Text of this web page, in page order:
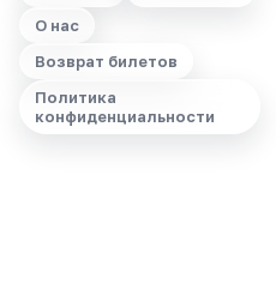
О нас
Возврат билетов
Политика
конфиденциальности